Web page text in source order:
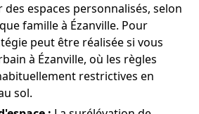
espaces personnalisés, selon
famille à Ézanville. Pour
peut être réalisée si vous
à Ézanville, où les règles
restrictives en
sol.